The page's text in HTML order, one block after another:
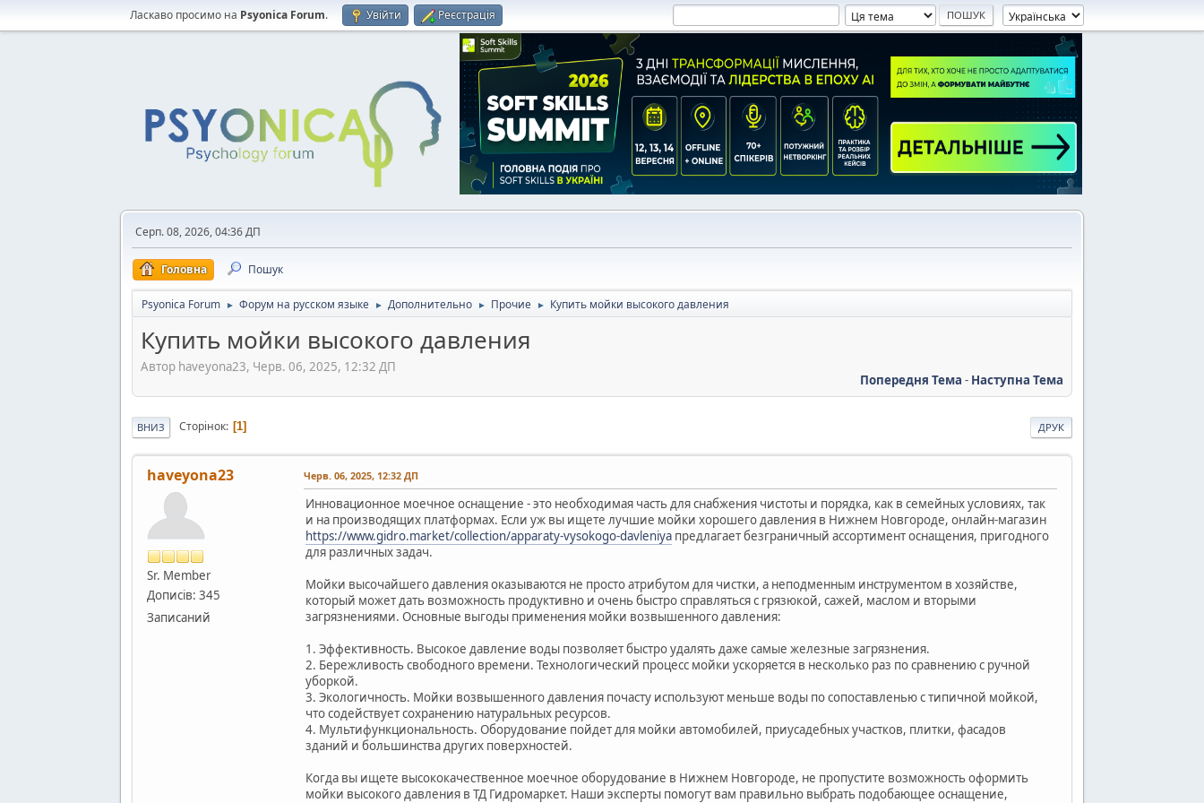
Ласкаво просимо на Psyonica Forum. Увійти Реєстрація
Серп. 08, 2026, 04:36 ДП
Головна Пошук
Psyonica Forum ► Форум на русском языке ► Дополнительно ► Прочие ► Купить мойки высокого давления
Купить мойки высокого давления
Автор haveyona23, Черв. 06, 2025, 12:32 ДП
Попередня Тема - Наступна Тема
ДРУК
ВНИЗ Сторінок 1
haveyona23
Sr. Member
Дописів: 345
Записаний
Черв. 06, 2025, 12:32 ДП
Инновационное моечное оснащение - это необходимая часть для снабжения чистоты и порядка, как в семейных условиях, так
и на производящих платформах. Если уж вы ищете лучшие мойки хорошего давления в Нижнем Новгороде, онлайн-магазин
https://www.gidro.market/collection/apparaty-vysokogo-davleniya предлагает безграничный ассортимент оснащения, пригодного
для различных задач.
Мойки высочайшего давления оказываются не просто атрибутом для чистки, а неподменным инструментом в хозяйстве,
который может дать возможность продуктивно и очень быстро справляться с грязюкой, сажей, маслом и вторыми
загрязнениями. Основные выгоды применения мойки возвышенного давления:
1. Эффективность. Высокое давление воды позволяет быстро удалять даже самые железные загрязнения.
2. Бережливость свободного времени. Технологический процесс мойки ускоряется в несколько раз по сравнению с ручной
уборкой.
3. Экологичность. Мойки возвышенного давления почасту используют меньше воды по сопоставленью с типичной мойкой,
что содействует сохранению натуральных ресурсов.
4. Мультифункциональность. Оборудование пойдет для мойки автомобилей, приусадебных участков, плитки, фасадов
зданий и большинства других поверхностей.
Когда вы ищете высококачественное моечное оборудование в Нижнем Новгороде, не пропустите возможность оформить
мойки высокого давления в ТД Гидромаркет. Наши эксперты помогут вам правильно выбрать подобающее оснащение,